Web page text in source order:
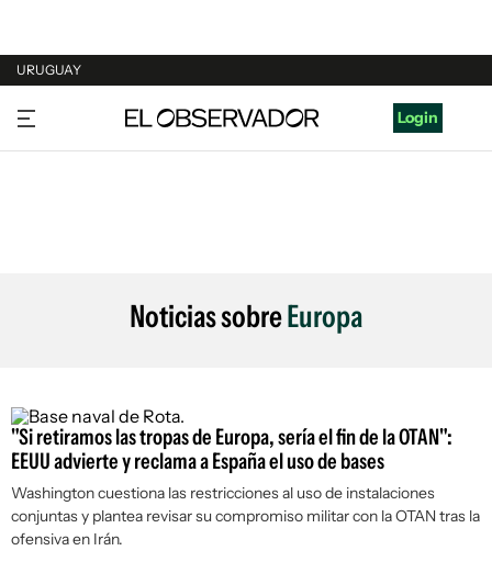
URUGUAY
URUGUAY
ARGENTINA
Login
Noticias sobreEuropa
"Si retiramos las tropas de Europa, sería el fin de la OTAN":
EEUU advierte y reclama a España el uso de bases
Washington cuestiona las restricciones al uso de instalaciones
conjuntas y plantea revisar su compromiso militar con la OTAN tras la
ofensiva en Irán.